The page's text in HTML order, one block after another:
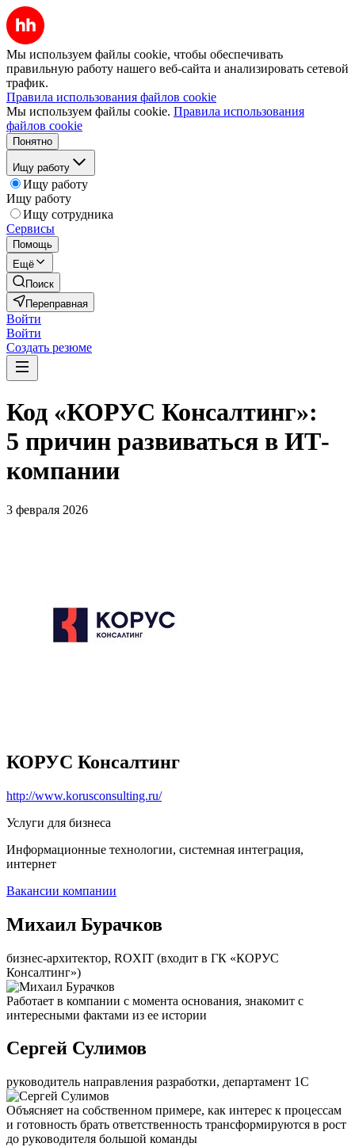
Мы используем файлы cookie, чтобы обеспечивать
правильную работу нашего веб-сайта и анализировать сетевой
трафик.
Правила использования файлов cookie
Мы используем файлы cookie. Правила использования
файлов cookie
Понятно
Ищу работу
Ищу работу
Ищу работу
Ищу сотрудника
Сервисы
Помощь
Ещё
Поиск
Переправная
Войти
Войти
Создать резюме
Код «КОРУС Консалтинг»:
5 причин развиваться в ИТ-
компании
3 февраля 2026
КОРУС Консалтинг
http://www.korusconsulting.ru/
Услуги для бизнеса
Информационные технологии, системная интеграция,
интернет
Вакансии компании
Михаил Бурачков
бизнес-архитектор, ROXIT (входит в ГК «КОРУС
Консалтинг»)
Работает в компании с момента основания, знакомит с
интересными фактами из ее истории
Сергей Сулимов
руководитель направления разработки, департамент 1С
Объясняет на собственном примере, как интерес к процессам
и готовность брать ответственность трансформируются в рост
до руководителя большой команды